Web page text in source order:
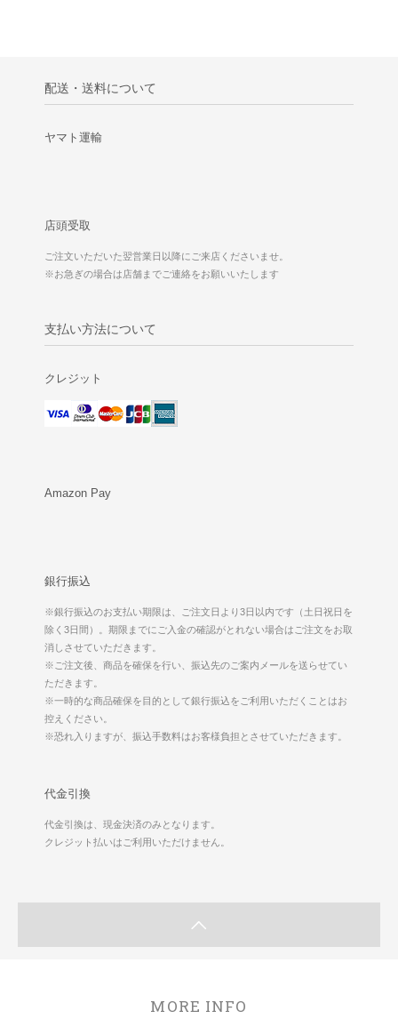
配送・送料について
ヤマト運輸
店頭受取
ご注文いただいた翌営業日以降にご来店くださいませ。
※お急ぎの場合は店舗までご連絡をお願いいたします
支払い方法について
クレジット
Amazon Pay
銀行振込
※銀行振込のお支払い期限は、ご注文日より3日以内です（土日祝日を
除く3日間）。期限までにご入金の確認がとれない場合はご注文をお取
消しさせていただきます。
※ご注文後、商品を確保を行い、振込先のご案内メールを送らせてい
ただきます。
※一時的な商品確保を目的として銀行振込をご利用いただくことはお
控えください。
※恐れ入りますが、振込手数料はお客様負担とさせていただきます。
代金引換
代金引換は、現金決済のみとなります。
クレジット払いはご利用いただけません。
MORE INFO